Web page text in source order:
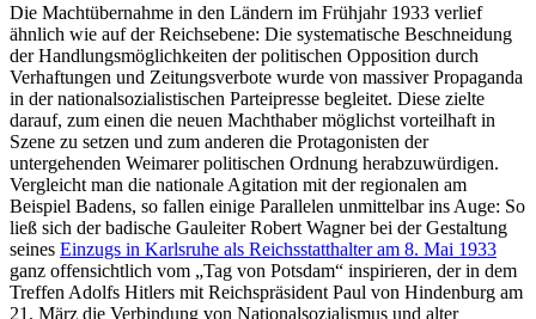
Die Machtübernahme in den Ländern im Frühjahr 1933 verlief
ähnlich wie auf der Reichsebene: Die systematische Beschneidung
der Handlungsmöglichkeiten der politischen Opposition durch
Verhaftungen und Zeitungsverbote wurde von massiver Propaganda
in der nationalsozialistischen Parteipresse begleitet. Diese zielte
darauf, zum einen die neuen Machthaber möglichst vorteilhaft in
Szene zu setzen und zum anderen die Protagonisten der
untergehenden Weimarer politischen Ordnung herabzuwürdigen.
Vergleicht man die nationale Agitation mit der regionalen am
Beispiel Badens, so fallen einige Parallelen unmittelbar ins Auge: So
ließ sich der badische Gauleiter Robert Wagner bei der Gestaltung
seines Einzugs in Karlsruhe als Reichsstatthalter am 8. Mai 1933
ganz offensichtlich vom „Tag von Potsdam“ inspirieren, der in dem
Treffen Adolfs Hitlers mit Reichspräsident Paul von Hindenburg am
21. März die Verbindung von Nationalsozialismus und alter